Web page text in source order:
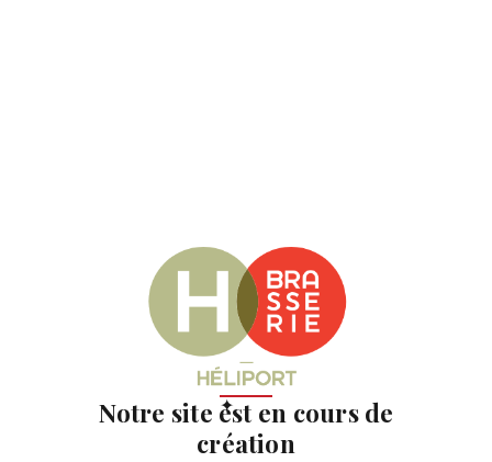
✦
Notre site est en cours de
création